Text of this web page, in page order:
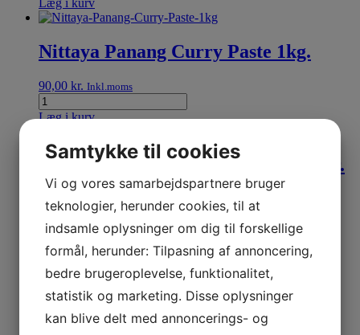
Nittaya Panang Curry Paste 1kg.
90,00 kr. Inkl.moms
Læg i kurv
Mae Ploy Panang Curry Paste 400gr.
28,00 kr. Inkl.moms
Læg i kurv
Nittaya Red Curry Paste 1kg
85,00 kr. Inkl.moms
Samtykke til cookies
Vi og vores samarbejdspartnere bruger
teknologier, herunder cookies, til at
indsamle oplysninger om dig til forskellige
formål, herunder: Tilpasning af annoncering,
bedre brugeroplevelse, funktionalitet,
statistik og marketing. Disse oplysninger
kan blive delt med annoncerings- og